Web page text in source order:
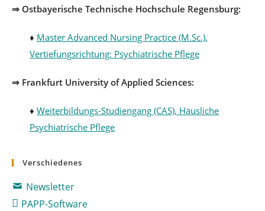
⇒ Ostbayerische Technische Hochschule Regensburg:
♦ Master Advanced Nursing Practice (M.Sc.),
Vertiefungsrichtung: Psychiatrische Pflege
⇒ Frankfurt University of Applied Sciences:
♦ Weiterbildungs-Studiengang (CAS), Häusliche
Psychiatrische Pflege
Verschiedenes
Newsletter
PAPP-Software